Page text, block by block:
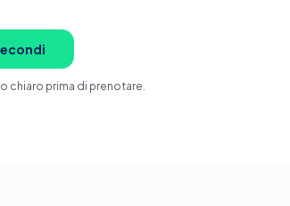
chiaro prima di prenotare.